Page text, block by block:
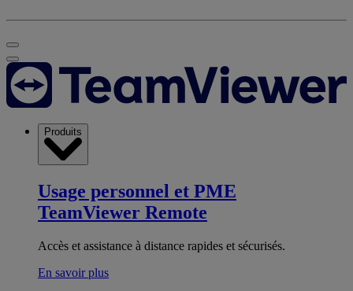
Produits
Usage personnel et PME
TeamViewer Remote
Accès et assistance à distance rapides et sécurisés.
En savoir plus